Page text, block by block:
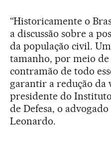
“Historicamente o
a discussão sobre a
da população civil.
tamanho, por meio
contramão de todo
garantir a redução da
presidente do
de Defesa, o
Leonardo.